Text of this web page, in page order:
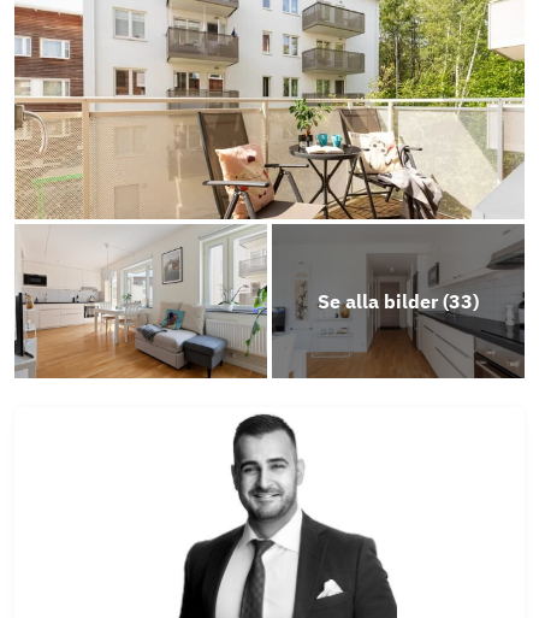
Se alla bilder (33)